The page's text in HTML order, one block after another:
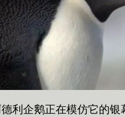
利企鹅正在模仿它的银